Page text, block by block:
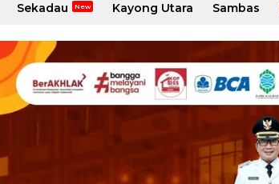
Sekadau Kayong Utara Sambas